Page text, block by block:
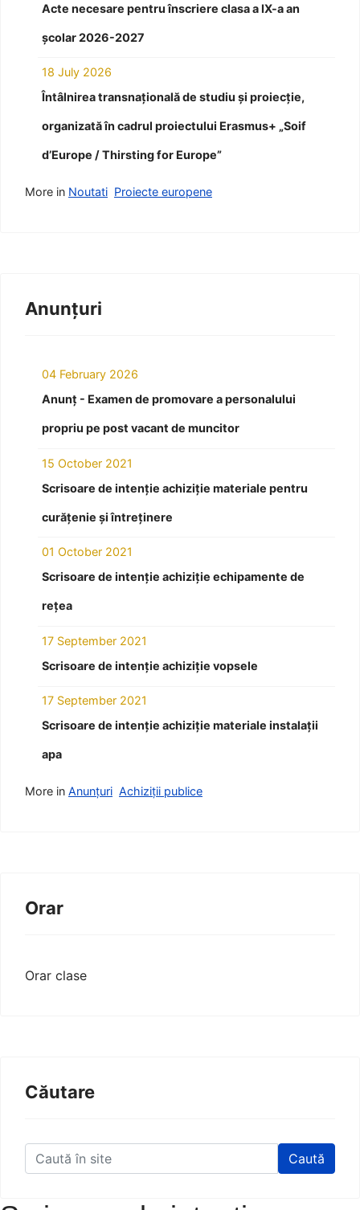
Acte necesare pentru înscriere clasa a IX-a an
școlar 2026-2027
18 July 2026
Întâlnirea transnațională de studiu și proiecție,
organizată în cadrul proiectului Erasmus+ „Soif
d’Europe / Thirsting for Europe”
More in Noutati Proiecte europene
Anunțuri
04 February 2026
Anunț - Examen de promovare a personalului
propriu pe post vacant de muncitor
15 October 2021
Scrisoare de intenție achiziție materiale pentru
curățenie și întreținere
01 October 2021
Scrisoare de intenție achiziție echipamente de
rețea
17 September 2021
Scrisoare de intenție achiziție vopsele
17 September 2021
Scrisoare de intenție achiziție materiale instalații
apa
More in Anunțuri Achiziții publice
Orar
Orar clase
Căutare
Caută